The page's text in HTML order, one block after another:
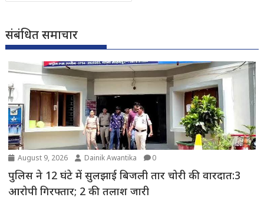
संबंधित समाचार
August 9, 2026 Dainik Awantika 0
पुलिस ने 12 घंटे में सुलझाई बिजली तार चोरी की वारदात:3
आरोपी गिरफ्तार; 2 की तलाश जारी